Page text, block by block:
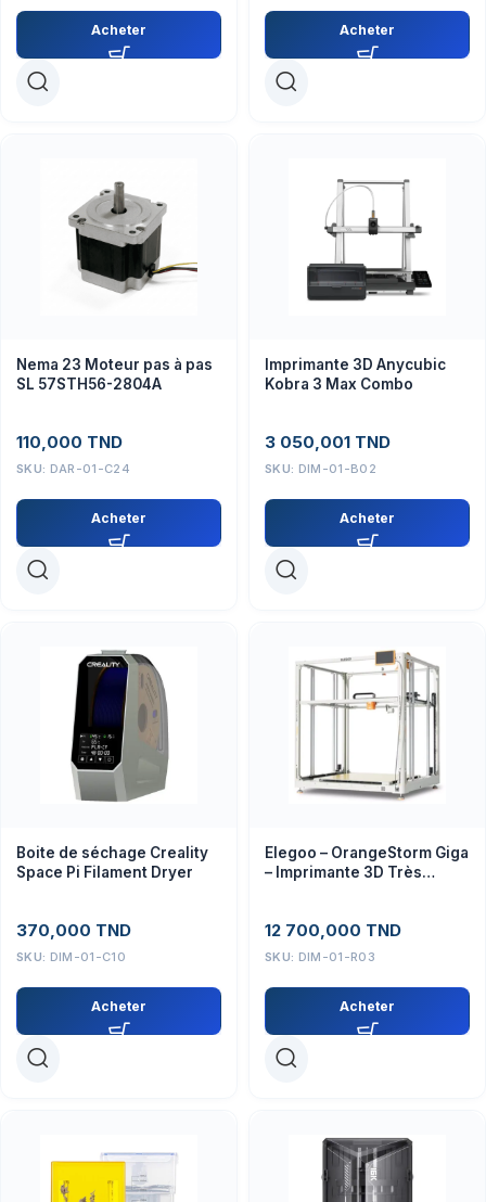
Acheter Acheter
Nema 23 Moteur pas à pas
SL 57STH56-2804A
110,000 TND
SKU: DAR-01-C24
Acheter
Imprimante 3D Anycubic
Kobra 3 Max Combo
3 050,001 TND
SKU: DIM-01-B02
Acheter
Boite de séchage Creality
Space Pi Filament Dryer
370,000 TND
SKU: DIM-01-C10
Acheter
Elegoo – OrangeStorm Giga
– Imprimante 3D Très
12 700,000 TND
SKU: DIM-01-R03
Acheter